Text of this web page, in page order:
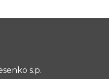
s.p.